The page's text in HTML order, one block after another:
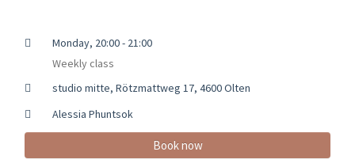
Monday, 20:00 - 21:00
Weekly class
studio mitte, Rötzmattweg 17, 4600 Olten
Alessia Phuntsok
Book now